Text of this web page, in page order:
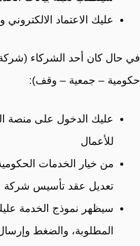
عليك الاعتماد
في حال كان أحد الشركاء
حكومية – جمعية – وقف):
عليك الدخول على منصة
للأعمال
من خيار الخدمات
تعديل عقد تأسيس شركة
سيظهر نموذج الخدمة عليك
المطلوبة، والضغط